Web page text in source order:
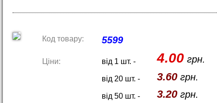
Код товару: 5599
Ціни: від 1 шт. - 4.00грн.
від 20 шт. - 3.60грн.
від 50 шт. - 3.20грн.